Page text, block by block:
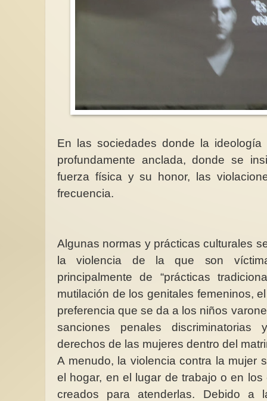
En las sociedades donde la
profundamente anclada, donde se
fuerza física y su honor, las
frecuencia.
Algunas normas y prácticas culturales
la violencia de la que son
principalmente de “prácticas
mutilación de los genitales femeninos,
preferencia que se da a los niños
sanciones penales
derechos de las mujeres dentro del
A menudo, la violencia contra la mujer
el hogar, en el lugar de trabajo o en
creados para atenderlas. Debido a
MARCHA ESTATAL POR LAS
REIVINDICACIONES DE LA
EDUCACIÓN DE 0 A 3 AÑOS
SÁBADO 23 de MAYO 2026, 12
h, MADRID de ATOCHA a SOL
Nos sumamos a La Plataforma...
La vida de una
““Violeta, una vez
biblia y encontró allí
buena razón para